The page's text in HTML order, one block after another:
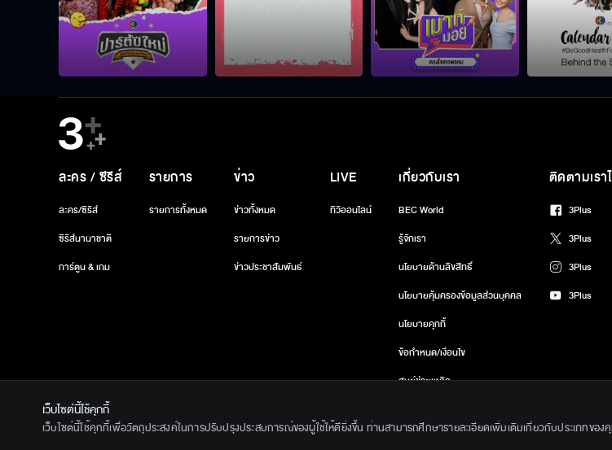
ละคร / ซีรีส์
ละคร/ซีรีส์
ซีรีส์นานาชาติ
การ์ตูน & เกม
รายการ
รายการทั้งหมด
ข่าว
ข่าวทั้งหมด
รายการข่าว
ข่าวประชาสัมพันธ์
LIVE
ทีวีออนไลน์
เกี่ยวกับเรา
BEC World
รู้จักเรา
นโยบายด้านลิขสิทธิ์
นโยบายคุ้มครองข้อมูลส่วนบุคคล
นโยบายคุกกี้
ข้อกำหนด/เงื่อนไข
ศูนย์ช่วยเหลือ
ติดตามเรา
3Plus
3Plus
3Plus
3Plus
© 2020 Bangkok Entertainment Co.,Ltd. All Rights
เว็บไซต์นี้ใช้คุกกี้
เว็บไซต์นี้ใช้คุกกี้เพื่อวัตถุประสงค์ในการปรับปรุงประสบการณ์ของผู้ใช้ให้ดียิ่งขึ้น ท่านสามารถศึกษารายละเอียดเพิ่มเติมเกี่ยวกับประเภทขอ